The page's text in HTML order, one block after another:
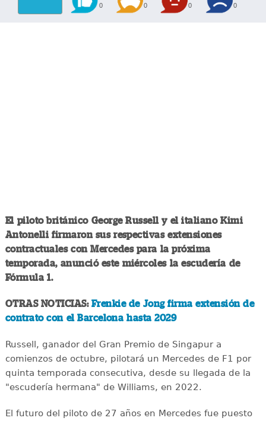
0 0 0 0
El piloto británico George Russell y el italiano Kimi
Antonelli firmaron sus respectivas extensiones
contractuales con Mercedes para la próxima
temporada, anunció este miércoles la escudería de
Fórmula 1.
OTRAS NOTICIAS: Frenkie de Jong firma extensión de
contrato con el Barcelona hasta 2029
Russell, ganador del Gran Premio de Singapur a
comienzos de octubre, pilotará un Mercedes de F1 por
quinta temporada consecutiva, desde su llegada de la
"escudería hermana" de Williams, en 2022.
El futuro del piloto de 27 años en Mercedes fue puesto